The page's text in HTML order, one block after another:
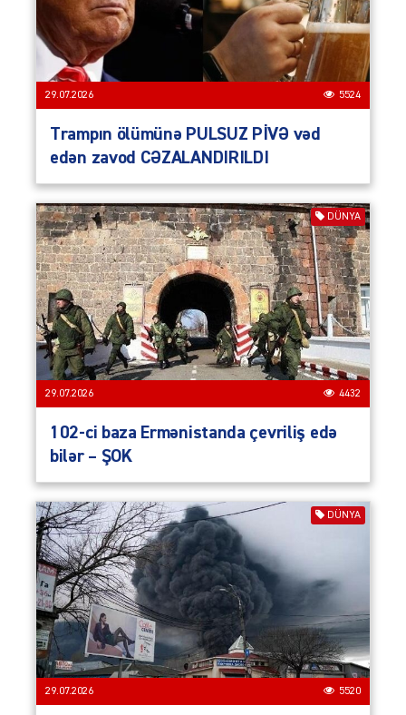
29.07.2026 5524
Trampın ölümünə PULSUZ PİVƏ vəd
edən zavod CƏZALANDIRILDI
DÜNYA
29.07.2026 4432
102-ci baza Ermənistanda çevriliş edə
bilər – ŞOK
DÜNYA
29.07.2026 5520